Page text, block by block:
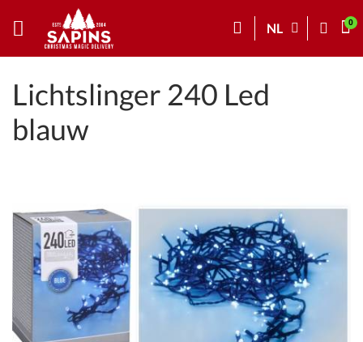
NL
Lichtslinger 240 Led
blauw